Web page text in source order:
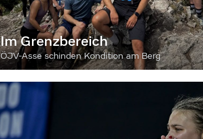
Im Grenzbereich
ÖJV-Asse schinden Kondition am Berg